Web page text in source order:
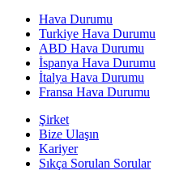
Hava Durumu
Turkiye Hava Durumu
ABD Hava Durumu
İspanya Hava Durumu
İtalya Hava Durumu
Fransa Hava Durumu
Şirket
Bize Ulaşın
Kariyer
Sıkça Sorulan Sorular